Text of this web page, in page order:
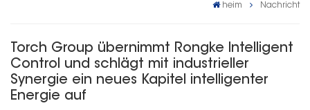
heim Nachricht
Torch Group übernimmt Rongke Intelligent
Control und schlägt mit industrieller
Synergie ein neues Kapitel intelligenter
Energie auf